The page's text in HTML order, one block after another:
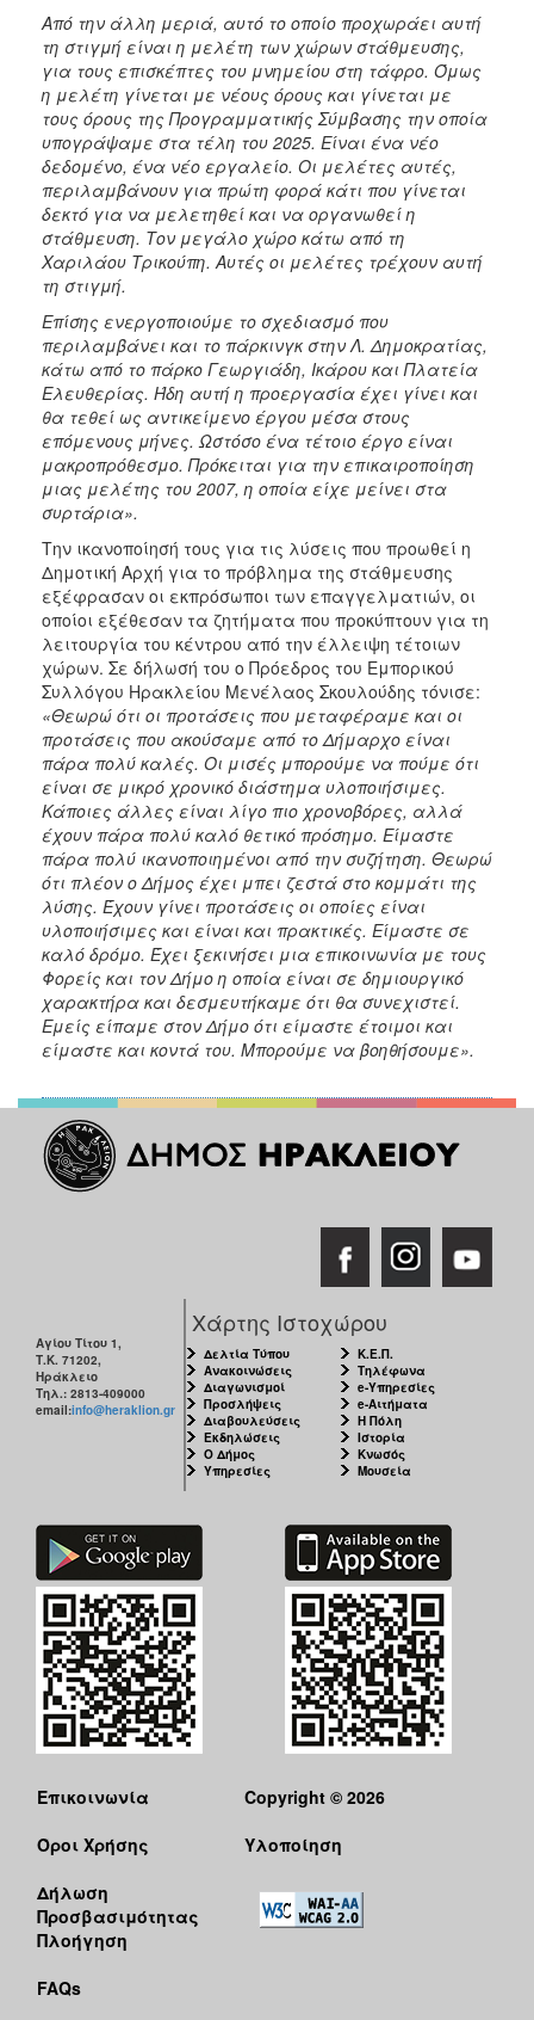
Από την άλλη μεριά, αυτό το οποίο προχωράει αυτή
τη στιγμή είναι η μελέτη των χώρων στάθμευσης,
για τους επισκέπτες του μνημείου στη τάφρο. Όμως
η μελέτη γίνεται με νέους όρους και γίνεται με
τους όρους της Προγραμματικής Σύμβασης την οποία
υπογράψαμε στα τέλη του 2025. Είναι ένα νέο
δεδομένο, ένα νέο εργαλείο. Οι μελέτες αυτές,
περιλαμβάνουν για πρώτη φορά κάτι που γίνεται
δεκτό για να μελετηθεί και να οργανωθεί η
στάθμευση. Τον μεγάλο χώρο κάτω από τη
Χαριλάου Τρικούπη. Αυτές οι μελέτες τρέχουν αυτή
τη στιγμή.
Επίσης ενεργοποιούμε το σχεδιασμό που
περιλαμβάνει και το πάρκινγκ στην Λ. Δημοκρατίας,
κάτω από το πάρκο Γεωργιάδη, Ικάρου και Πλατεία
Ελευθερίας. Ήδη αυτή η προεργασία έχει γίνει και
θα τεθεί ως αντικείμενο έργου μέσα στους
επόμενους μήνες. Ωστόσο ένα τέτοιο έργο είναι
μακροπρόθεσμο. Πρόκειται για την επικαιροποίηση
μιας μελέτης του 2007, η οποία είχε μείνει στα
συρτάρια».
Την ικανοποίησή τους για τις λύσεις που προωθεί η
Δημοτική Αρχή για το πρόβλημα της στάθμευσης
εξέφρασαν οι εκπρόσωποι των επαγγελματιών, οι
οποίοι εξέθεσαν τα ζητήματα που προκύπτουν για τη
λειτουργία του κέντρου από την έλλειψη τέτοιων
χώρων. Σε δήλωσή του ο Πρόεδρος του Εμπορικού
Συλλόγου Ηρακλείου Μενέλαος Σκουλούδης τόνισε:
«Θεωρώ ότι οι προτάσεις που μεταφέραμε και οι
προτάσεις που ακούσαμε από το Δήμαρχο είναι
πάρα πολύ καλές. Οι μισές μπορούμε να πούμε ότι
είναι σε μικρό χρονικό διάστημα υλοποιήσιμες.
Κάποιες άλλες είναι λίγο πιο χρονοβόρες, αλλά
έχουν πάρα πολύ καλό θετικό πρόσημο. Είμαστε
πάρα πολύ ικανοποιημένοι από την συζήτηση. Θεωρώ
ότι πλέον ο Δήμος έχει μπει ζεστά στο κομμάτι της
λύσης. Έχουν γίνει προτάσεις οι οποίες είναι
υλοποιήσιμες και είναι και πρακτικές. Είμαστε σε
καλό δρόμο. Έχει ξεκινήσει μια επικοινωνία με τους
Φορείς και τον Δήμο η οποία είναι σε δημιουργικό
χαρακτήρα και δεσμευτήκαμε ότι θα συνεχιστεί.
Εμείς είπαμε στον Δήμο ότι είμαστε έτοιμοι και
είμαστε και κοντά του. Μπορούμε να βοηθήσουμε».
Αγίου Τίτου 1,
Τ.Κ. 71202,
Ηράκλειο
Τηλ.: 2813-409000
email:info@heraklion.gr
Χάρτης Ιστοχώρου
Δελτία Τύπου
Ανακοινώσεις
Διαγωνισμοί
Προσλήψεις
Διαβουλεύσεις
Εκδηλώσεις
Ο Δήμος
Υπηρεσίες
Κ.Ε.Π.
Τηλέφωνα
e-Υπηρεσίες
e-Αιτήματα
Η Πόλη
Ιστορία
Κνωσός
Μουσεία
Επικοινωνία
Όροι Χρήσης
Δήλωση
Προσβασιμότητας
Πλοήγηση
FAQs
Copyright © 2026
Υλοποίηση